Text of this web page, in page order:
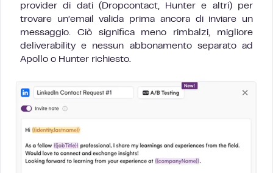
provider di dati (Dropcontact, Hunter e altri) per
trovare un’email valida prima ancora di inviare un
messaggio. Ciò significa meno rimbalzi, migliore
deliverability e nessun abbonamento separato ad
Apollo o Hunter richiesto.